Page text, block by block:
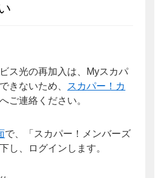
ス光の再加入は、Myスカパ
きないため、
スカパー！カ
へご連絡ください。
で、「スカパー！メンバーズ
し、ログインします。